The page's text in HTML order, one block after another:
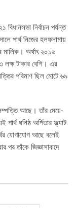
বিধানসভা নির্বাচন পর্যন্ত
পার্থ নিজের হলফনামায়
মালিক। অর্থাৎ ২০১৬
লক্ষ টাকার বেশি। এর
পরিমাণ ছিল মোটে ৬৯
আছে। তাঁর মেয়ে-
ঘনিষ্ঠ অর্পিতার ফ্ল্যাট
যোগাযোগ আছে বলেই
পর তাঁকে জিজ্ঞাসাবাদে